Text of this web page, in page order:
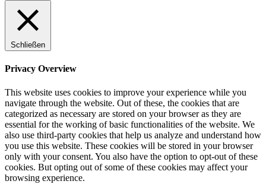
Schließen
Privacy Overview
This website uses cookies to improve your experience while you
navigate through the website. Out of these, the cookies that are
categorized as necessary are stored on your browser as they are
essential for the working of basic functionalities of the website. We
also use third-party cookies that help us analyze and understand how
you use this website. These cookies will be stored in your browser
only with your consent. You also have the option to opt-out of these
cookies. But opting out of some of these cookies may affect your
browsing experience.